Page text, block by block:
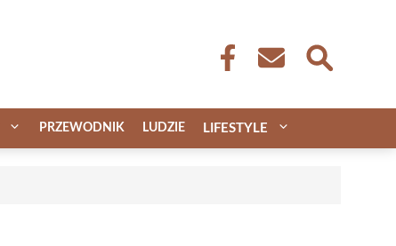
PRZEWODNIK LUDZIE LIFESTYLE